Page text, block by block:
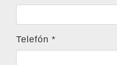
Telefón*